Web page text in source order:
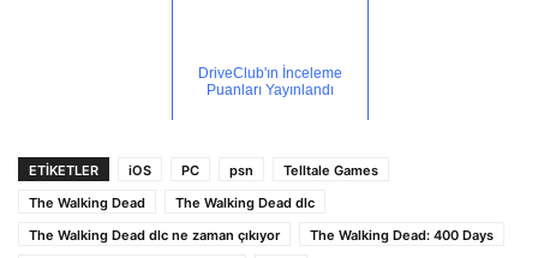
DriveClub'ın İnceleme
Puanları Yayınlandı
ETİKETLER iOS PC psn
Telltale Games
The Walking Dead
The Walking Dead dlc
The Walking Dead dlc ne zaman çıkıyor
The Walking Dead: 400 Days